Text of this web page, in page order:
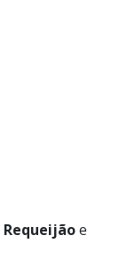
Requeijãoe